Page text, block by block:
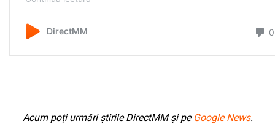
Acum poți urmări știrile DirectMM și pe Google News.